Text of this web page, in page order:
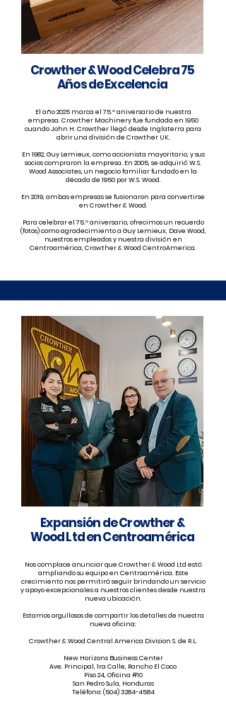
Crowther & Wood Celebra 75
Años de Excelencia
El año 2025 marca el 75.º aniversario de nuestra
empresa. Crowther Machinery fue fundada en 1950
cuando John H. Crowther llegó desde Inglaterra para
abrir una división de Crowther UK.
En 1982, Guy Lemieux, como accionista mayoritario, y sus
socios compraron la empresa. En 2005, se adquirió W.S.
Wood Associates, un negocio familiar fundado en la
década de 1950 por W.S. Wood.
En 2019, ambas empresas se fusionaron para convertirse
en Crowther & Wood.
Para celebrar el 75.º aniversario, ofrecimos un recuerdo
(fotos) como agradecimiento a Guy Lemieux, Dave Wood,
nuestros empleados y nuestra división en
Centroamérica, Crowther & Wood CentroAmerica.
Expansión de Crowther &
Wood Ltd en Centroamérica
Nos complace anunciar que Crowther & Wood Ltd está
ampliando su equipo en Centroamérica. Este
crecimiento nos permitirá seguir brindando un servicio
y apoyo excepcionales a nuestros clientes desde nuestra
nueva ubicación.
Estamos orgullosos de compartir los detalles de nuestra
nueva oficina:
Crowther & Wood Central America Division S. de R.L.
New Horizons Business Center
Ave. Principal, 1ra Calle, Rancho El Coco
Piso 24, Oficina #10
San Pedro Sula, Honduras
Teléfono: (504) 3284-4584